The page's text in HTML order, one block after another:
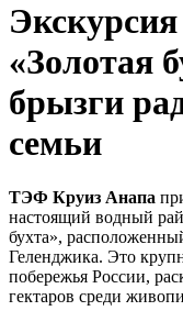
«Золотая
брызги
семьи
ТЭФ Круиз Анапа
настоящий водный
бухта»,
Геленджика. Это
побережья России,
гектаров среди